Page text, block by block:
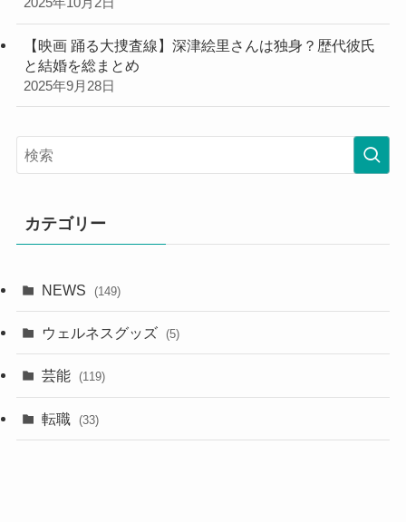
2025年10月2日
【映画 踊る大捜査線】深津絵里さんは独身？歴代彼氏
と結婚を総まとめ
2025年9月28日
カテゴリー
NEWS (149)
ウェルネスグッズ (5)
芸能 (119)
転職 (33)